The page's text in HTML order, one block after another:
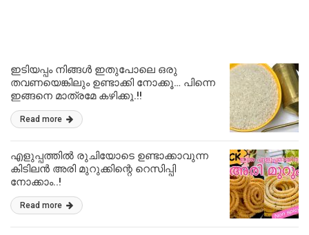
ഇടിയപ്പം നിങ്ങൾ ഇതുപോലെ ഒരു
തവണയെങ്കിലും ഉണ്ടാക്കി നോക്കൂ… പിന്നെ
ഇങ്ങനെ മാത്രമേ കഴിക്കൂ.!!
Read more
എളുപ്പത്തിൽ രുചിയോടെ ഉണ്ടാക്കാവുന്ന
കിടിലൻ അരി മുറുക്കിന്റെ റെസിപ്പി
നോക്കാം..!
Read more